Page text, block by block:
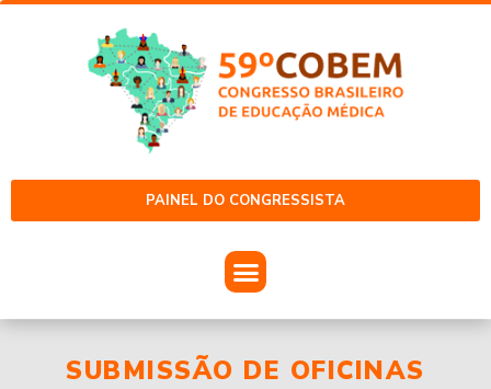
PAINEL DO CONGRESSISTA
SUBMISSÃO DE OFICINAS